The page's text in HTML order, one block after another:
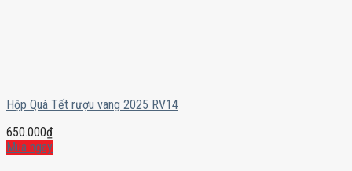
Hộp Quà Tết rượu vang 2025 RV14
650.000₫
Mua ngay